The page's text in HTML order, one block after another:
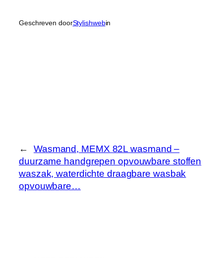
Geschreven doorStylishwebin
←
Wasmand, MEMX 82L wasmand –
duurzame handgrepen opvouwbare stoffen
waszak, waterdichte draagbare wasbak
opvouwbare…